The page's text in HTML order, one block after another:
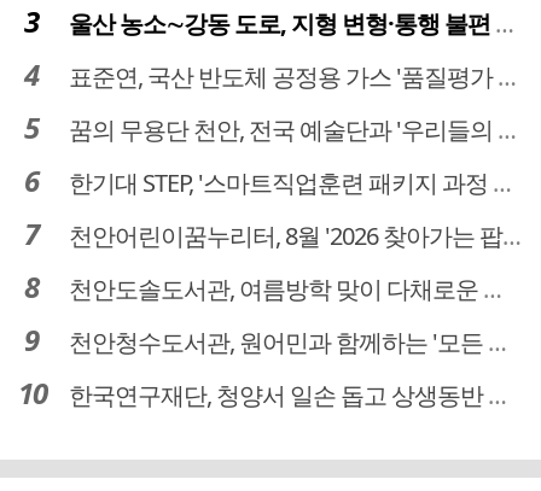
울산 농소∼강동 도로, 지형 변형·통행 불편 해법 찾는다
표준연, 국산 반도체 공정용 가스 '품질평가 체계' 구축
꿈의 무용단 천안, 전국 예술단과 '우리들의 하모니' 선보여
한기대 STEP, '스마트직업훈련 패키지 과정 3기' 모집
천안어린이꿈누리터, 8월 '2026 찾아가는 팝업놀이터' 운영
천안도솔도서관, 여름방학 맞이 다채로운 독서문화 프로그램 운영
천안청수도서관, 원어민과 함께하는 '모든 영어 모든 독서' 운영
한국연구재단, 청양서 일손 돕고 상생동반 친구맺기 봉사활동